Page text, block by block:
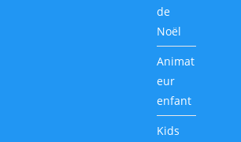
de
Noël
Animat
eur
enfant
Kids